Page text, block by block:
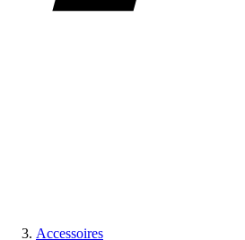
Accessoires